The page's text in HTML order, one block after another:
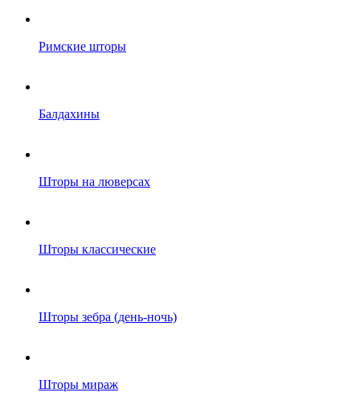
Римские шторы
Балдахины
Шторы на люверсах
Шторы классические
Шторы зебра (день-ночь)
Шторы мираж